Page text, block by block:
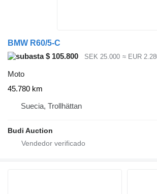
BMW R60/5-C
$ 105.800
SEK 25.000 ≈ EUR
Moto
45.780 km
Suecia, Trollhättan
Budi Auction